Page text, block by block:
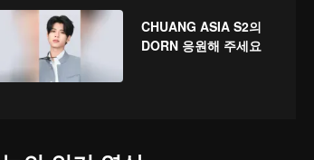
CHUANG ASIA S2의
DORN 응원해 주세요